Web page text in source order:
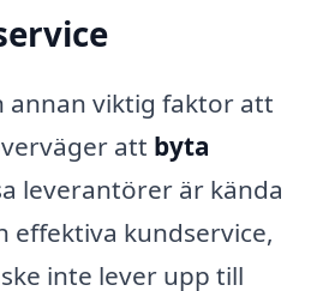
annan viktig faktor att
att byta
leverantörer är kända
effektiva kundservice,
inte lever upp till